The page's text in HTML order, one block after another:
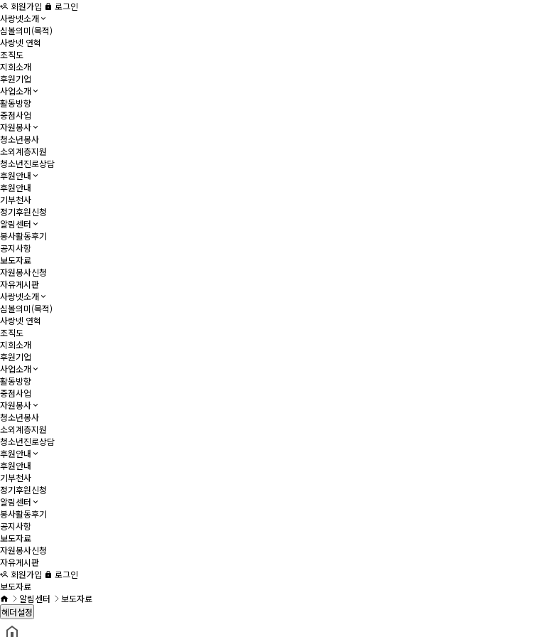
회원가입
로그인
사랑넷소개
심볼의미(목적)
사랑넷 연혁
조직도
지회소개
후원기업
사업소개
활동방향
중점사업
자원봉사
청소년봉사
소외계층지원
청소년진로상담
후원안내
후원안내
기부천사
정기후원신청
알림센터
봉사활동후기
공지사항
보도자료
자원봉사신청
자유게시판
사랑넷소개
심볼의미(목적)
사랑넷 연혁
조직도
지회소개
후원기업
사업소개
활동방향
중점사업
자원봉사
청소년봉사
소외계층지원
청소년진로상담
후원안내
후원안내
기부천사
정기후원신청
알림센터
봉사활동후기
공지사항
보도자료
자원봉사신청
자유게시판
회원가입
로그인
보도자료
알림센터
보도자료
헤더설정